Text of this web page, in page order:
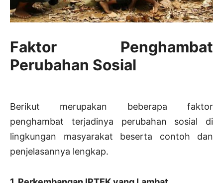
Faktor Penghambat
Perubahan Sosial
Berikut merupakan beberapa faktor
penghambat terjadinya perubahan sosial di
lingkungan masyarakat beserta contoh dan
penjelasannya lengkap.